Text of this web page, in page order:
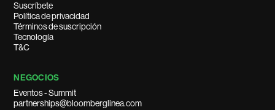
Suscríbete
Política de privacidad
Términos de suscripción
Tecnología
T&C
NEGOCIOS
Eventos - Summit
partnerships@bloomberglinea.com